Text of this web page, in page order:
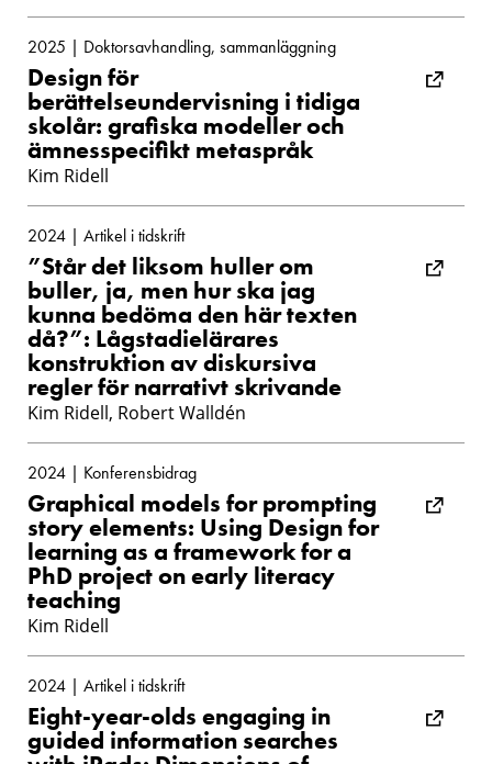
2025 | Doktorsavhandling, sammanläggning
Design för
berättelseundervisning i tidiga
skolår: grafiska modeller och
ämnesspecifikt metaspråk
Kim Ridell
2024 | Artikel i tidskrift
”Står det liksom huller om
buller, ja, men hur ska jag
kunna bedöma den här texten
då?”: Lågstadielärares
konstruktion av diskursiva
regler för narrativt skrivande
Kim Ridell, Robert Walldén
2024 | Konferensbidrag
Graphical models for prompting
story elements: Using Design for
learning as a framework for a
PhD project on early literacy
teaching
Kim Ridell
2024 | Artikel i tidskrift
Eight-year-olds engaging in
guided information searches